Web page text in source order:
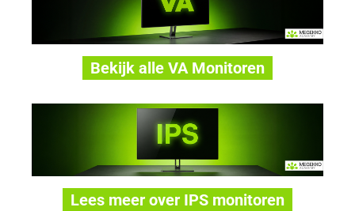
Bekijk alle VA Monitoren
Lees meer over IPS monitoren